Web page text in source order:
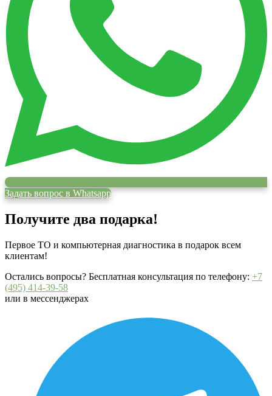
Задать вопрос в Whatsapp
Получите два подарка!
Первое ТО и компьютерная диагностика в подарок всем
клиентам!
Остались вопросы? Бесплатная консультация по телефону: +7
(495) 414-39-58
или в мессенджерах